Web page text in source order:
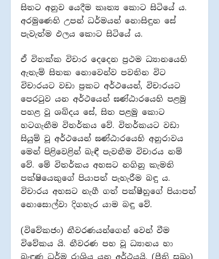
සිතට අනුව යෙදීම කෘත්‍ය කොට සිටියේ ය.
අරමුණෙහි උපන් ධර්මයන් නොසිඳුන සේ
පැවැත්ම ඵලය කොට සිටියේ ය.
ඒ විතක්ක විචාර දෙදෙන ප්‍රථම ධ්‍යානයෙහි
ඇතැම් සිතක නොවෙන්ව පවතින විට
විචාරයට වඩා ප්‍රකට අර්ථයෙන්, විචාරයට
පෙරටුව යන අර්ථයෙන් ඝණ්ඨාරයෙහි පළමු
පහළ වූ ශබ්දය සේ, සිත පළමු කොට
හටගැනීම විතර්කය වේ. විතර්කයට වඩා
සියුම් වූ අර්ථයෙන් ඝණ්ඨාරයෙහි අනුරාවය
මෙන් පිළිවෙළින් බැඳී පැවතීම විචාරය නම්
වේ. මේ විතර්කය අහසට නගිනු කැමති
පක්ෂියෙකුගේ පියාපත් පැහැරීම බඳු ය.
විචාරය අහසට නැගී ගත් පක්ෂීහුගේ පියාපත්
නොසොල්වා දිගහැර යාම බඳු වේ.
(විවේකජං) නීවරණයන්ගෙන් වෙන් වීම
විවේකය යි. නීවරණ පහ වූ ධ්‍යානය හා
බැඳුණු ධර්ම රාශිය යන අර්ථයයි. (පීති සුඛං)